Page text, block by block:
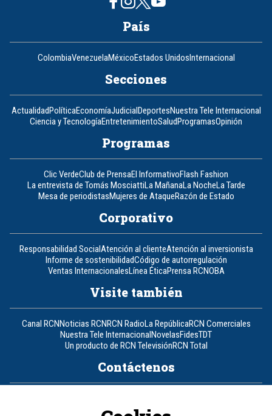
País
ColombiaVenezuelaMéxicoEstados UnidosInternacional
Secciones
ActualidadPolíticaEconomíaJudicialDeportesNuestra Tele Internacional
Ciencia y TecnologíaEntretenimientoSaludProgramasOpinión
Programas
Clic VerdeClub de PrensaEl InformativoFlash Fashion
La entrevista de Tomás MosciattiLa MañanaLa NocheLa Tarde
Mesa de periodistasMujeres de AtaqueRazón de Estado
Corporativo
Responsabilidad SocialAtención al clienteAtención al inversionista
Informe de sostenibilidadCódigo de autorregulación
Ventas InternacionalesLínea ÉticaPrensa RCNOBA
Visite también
Canal RCNNoticias RCNRCN RadioLa RepúblicaRCN Comerciales
Nuestra Tele InternacionalNovelasFidesTDT
Un producto de RCN TelevisiónRCN Total
Contáctenos